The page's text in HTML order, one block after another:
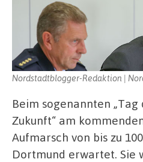
Nordstadtblogger-Redaktion |
Beim sogenannten
Zukunft“ am
Aufmarsch von bis zu
Dortmund erwartet. Sie